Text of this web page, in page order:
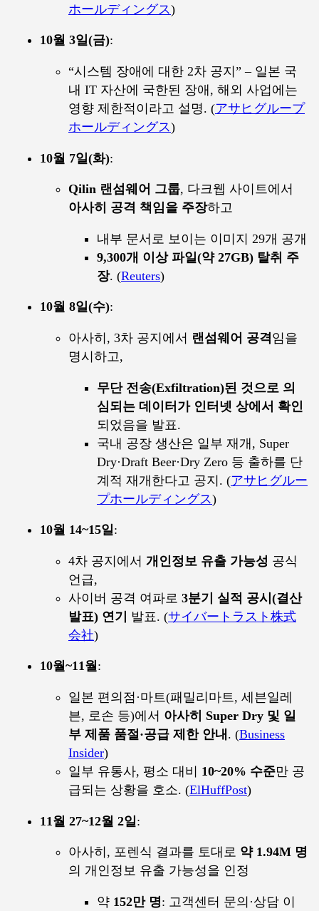
ホールディングス)
10월 3일(금):
“시스템 장애에 대한 2차 공지” – 일본 국
내 IT 자산에 국한된 장애, 해외 사업에는
영향 제한적이라고 설명. (アサヒグループ
ホールディングス)
10월 7일(화):
Qilin 랜섬웨어 그룹, 다크웹 사이트에서
아사히 공격 책임을 주장하고
내부 문서로 보이는 이미지 29개 공개
9,300개 이상 파일(약 27GB) 탈취 주
장. (Reuters)
10월 8일(수):
아사히, 3차 공지에서 랜섬웨어 공격임을
명시하고,
무단 전송(Exfiltration)된 것으로 의
심되는 데이터가 인터넷 상에서 확인
되었음을 발표.
국내 공장 생산은 일부 재개, Super
Dry·Draft Beer·Dry Zero 등 출하를 단
계적 재개한다고 공지. (アサヒグルー
プホールディングス)
10월 14~15일:
4차 공지에서 개인정보 유출 가능성 공식
언급,
사이버 공격 여파로 3분기 실적 공시(결산
발표) 연기
발표. (サイバートラスト株式
会社)
10월~11월:
일본 편의점·마트(패밀리마트, 세븐일레
븐, 로손 등)에서 아사히 Super Dry 및 일
부 제품 품절·공급 제한 안내 . (Business
Insider)
일부 유통사, 평소 대비 10~20% 수준만 공
급되는 상황을 호소. (ElHuffPost)
11월 27~12월 2일 :
아사히, 포렌식 결과를 토대로 약 1.94M 명
의 개인정보 유출 가능성을 인정
약 152만 명: 고객센터 문의·상담 이